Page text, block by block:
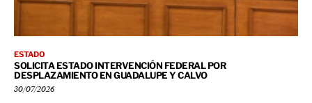
ESTADO
SOLICITA ESTADO INTERVENCIÓN FEDERAL POR
DESPLAZAMIENTO EN GUADALUPE Y CALVO
30/07/2026